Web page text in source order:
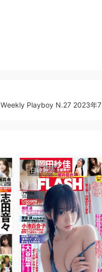
Wеekly Plаyboy N.27 2023年
日韓雜誌